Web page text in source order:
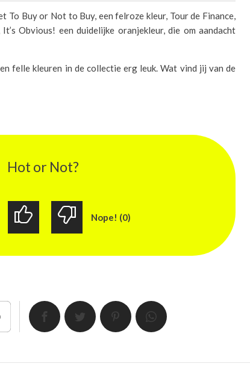
To Buy or Not to Buy, een felroze kleur, Tour de Finance,
Obvious! een duidelijke oranjekleur, die om aandacht
felle kleuren in de collectie erg leuk. Wat vind jij van de
Hot or Not?
Nope! (0)